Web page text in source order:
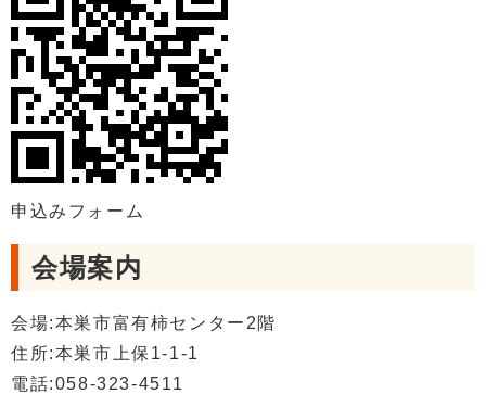
申込みフォーム
会場案内
会場:本巣市富有柿センター2階
住所:本巣市上保1-1-1
電話:058-323-4511